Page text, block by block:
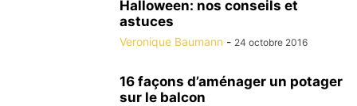
Halloween: nos conseils et
astuces
Veronique Baumann - 24 octobre 2016
16 façons d’aménager un potager
sur le balcon